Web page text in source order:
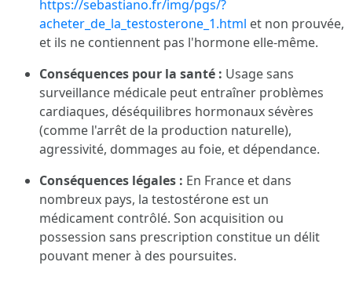
https://sebastiano.fr/img/pgs/?
acheter_de_la_testosterone_1.html et non prouvée,
et ils ne contiennent pas l'hormone elle-même.
Conséquences pour la santé : Usage sans
surveillance médicale peut entraîner problèmes
cardiaques, déséquilibres hormonaux sévères
(comme l'arrêt de la production naturelle),
agressivité, dommages au foie, et dépendance.
Conséquences légales : En France et dans
nombreux pays, la testostérone est un
médicament contrôlé. Son acquisition ou
possession sans prescription constitue un délit
pouvant mener à des poursuites.